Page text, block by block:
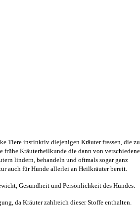
Tiere instinktiv diejenigen Kräuter fressen, die zu
Kräuterheilkunde die dann von
lindern, behandeln und oftmals sogar ganz
auch für Hunde allerlei an Heilkräuter bereit.
Gesundheit und Persönlichkeit des Hundes.
da Kräuter zahlreich dieser Stoffe enthalten.